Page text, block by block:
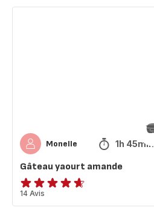
Monelle 1h 45min
Gâteau yaourt amande
ratings.4.6
14 Avis